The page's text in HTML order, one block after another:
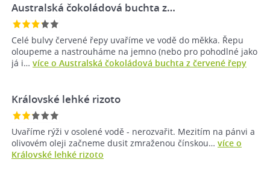
Australská čokoládová buchta z…
Celé bulvy červené řepy uvaříme ve vodě do měkka. Řepu
oloupeme a nastrouháme na jemno (nebo pro pohodlné jako
já i… více o Australská čokoládová buchta z červené řepy
Královské lehké rizoto
Uvaříme rýži v osolené vodě - nerozvařit. Mezitím na pánvi a
olivovém oleji začneme dusit zmraženou čínskou… více o
Královské lehké rizoto